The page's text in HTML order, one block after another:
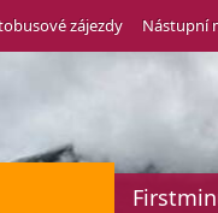
zájezdy Nástupní